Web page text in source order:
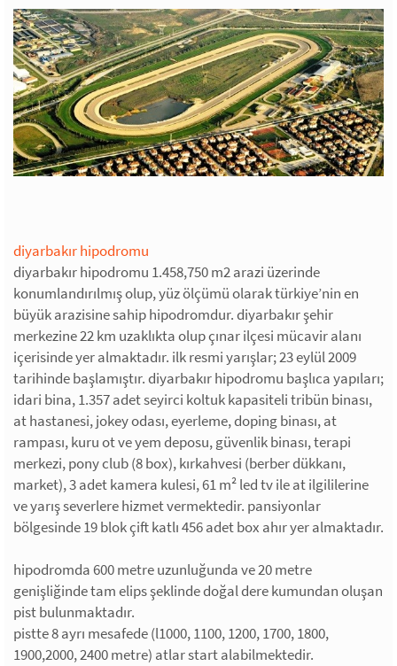
diyarbakır hipodromu
diyarbakır hipodromu 1.458,750 m2 arazi üzerinde
konumlandırılmış olup, yüz ölçümü olarak türkiye’nin en
büyük arazisine sahip hipodromdur. diyarbakır şehir
merkezine 22 km uzaklıkta olup çınar ilçesi mücavir alanı
içerisinde yer almaktadır. ilk resmi yarışlar; 23 eylül 2009
tarihinde başlamıştır. diyarbakır hipodromu başlıca yapıları;
idari bina, 1.357 adet seyirci koltuk kapasiteli tribün binası,
at hastanesi, jokey odası, eyerleme, doping binası, at
rampası, kuru ot ve yem deposu, güvenlik binası, terapi
merkezi, pony club (8 box), kırkahvesi (berber dükkanı,
market), 3 adet kamera kulesi, 61 m² led tv ile at ilgililerine
ve yarış severlere hizmet vermektedir. pansiyonlar
bölgesinde 19 blok çift katlı 456 adet box ahır yer almaktadır.
hipodromda 600 metre uzunluğunda ve 20 metre
genişliğinde tam elips şeklinde doğal dere kumundan oluşan
pist bulunmaktadır.
pistte 8 ayrı mesafede (l1000, 1100, 1200, 1700, 1800,
1900,2000, 2400 metre) atlar start alabilmektedir.